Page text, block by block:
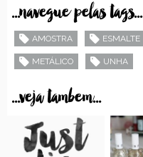
...navegue pelas tags...
AMOSTRA ESMALTE
METÁLICO UNHA
...veja tambem...